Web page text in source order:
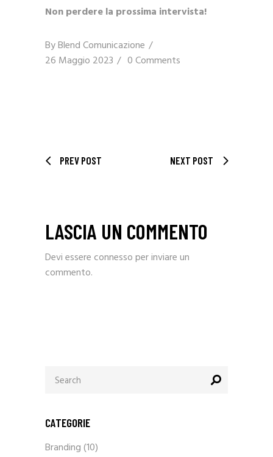
Non perdere la prossima intervista!
ByBlend Comunicazione
26 Maggio 2023
0 Comments
PREV POST NEXT POST
LASCIA UN COMMENTO
Devi essere connessoper inviare un
commento.
for:
CATEGORIE
Branding(10)